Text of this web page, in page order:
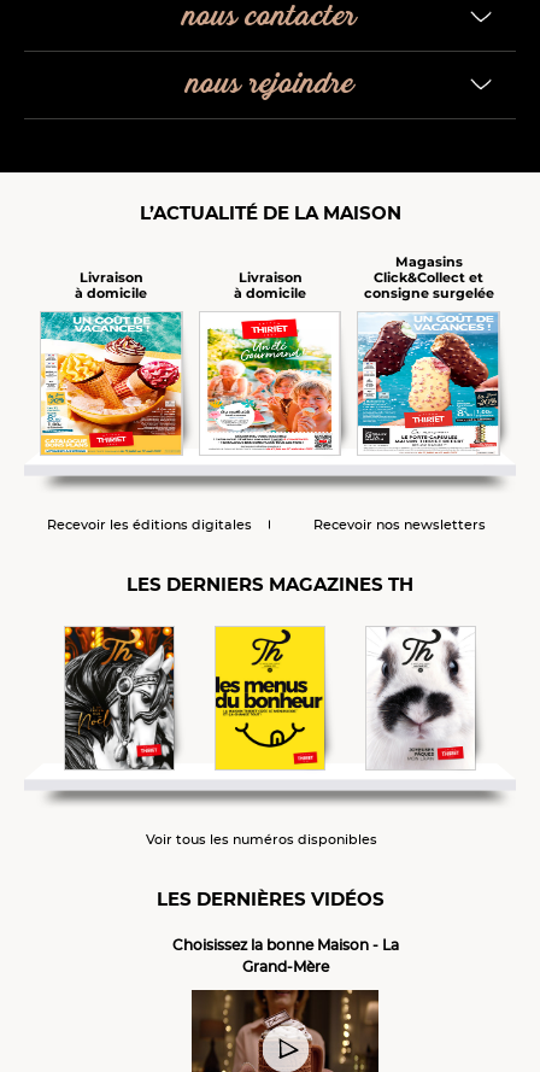
nous contacter
nous rejoindre
L’ACTUALITÉ DE LA MAISON
Livraison
à domicile
Livraison
à domicile
Magasins
Click&Collect et
consigne surgelée
Recevoir les éditions digitales Recevoir nos newsletters
LES DERNIERS MAGAZINES TH
Voir tous les numéros disponibles
LES DERNIÈRES VIDÉOS
Choisissez la bonne Maison - La
Grand-Mère